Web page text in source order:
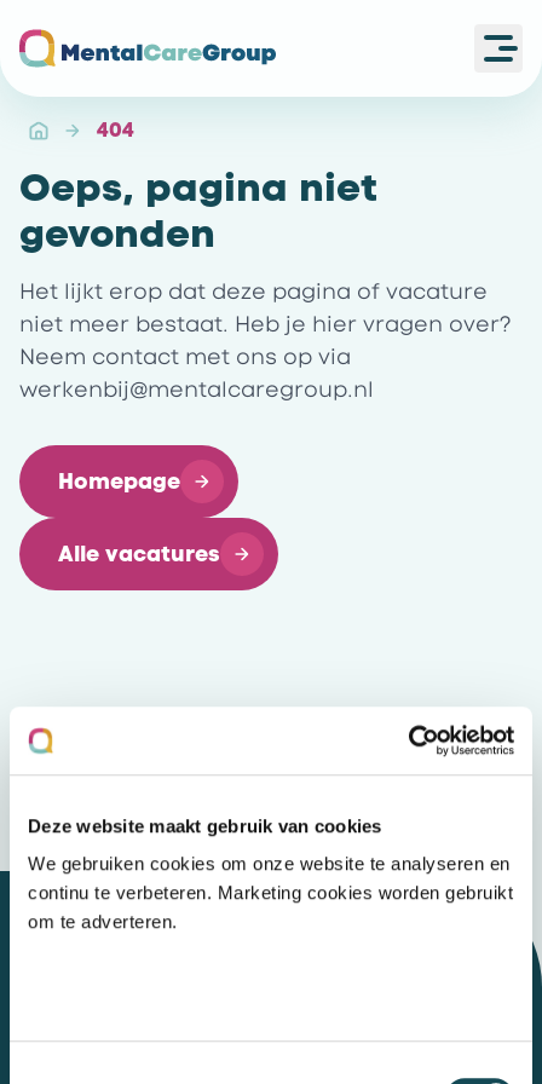
Deze website maakt gebruik van cookies
We gebruiken cookies om onze website te analyseren en
continu te verbeteren. Marketing cookies worden gebruikt
om te adverteren.
404
Oeps, pagina niet
gevonden
Het lijkt erop dat deze pagina of vacature
niet meer bestaat. Heb je hier vragen over?
Neem contact met ons op via
werkenbij@mentalcaregroup.nl
Homepage
Alle vacatures